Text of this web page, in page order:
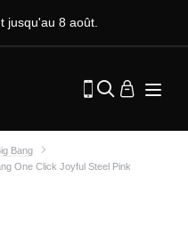
jusqu'au 8 août.
Bang
One Click Joyful Steel Pink